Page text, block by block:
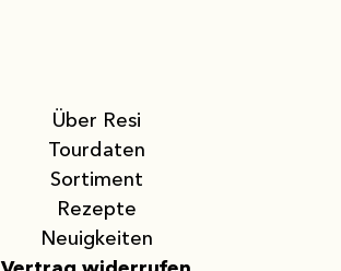
Über Resi
Tourdaten
Sortiment
Rezepte
Neuigkeiten